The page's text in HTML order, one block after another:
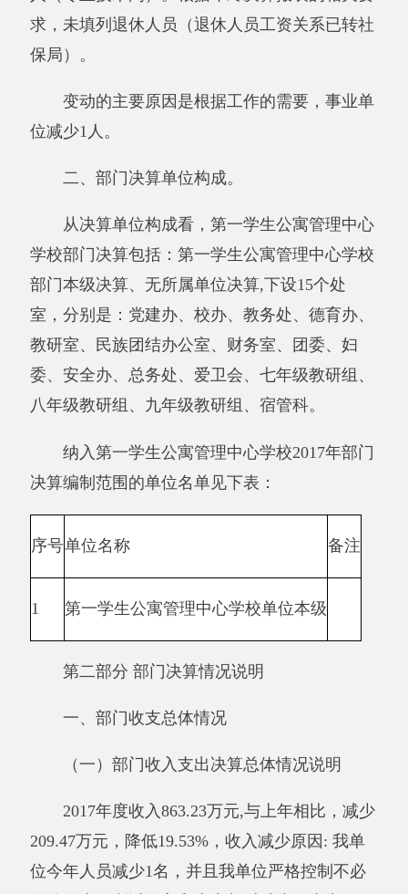
1 第一学生公寓管理中心学校单位本级
第二部分 部门决算情况说明
一、部门收支总体情况
（一）部门收入支出决算总体情况说明
2017年度收入863.23万元,与上年相比，减少
209.47万元，降低19.53%，收入减少原因: 我单
位今年人员减少1名，并且我单位严格控制不必
要的开支，所以收入和支出相对减少。支出
19.53%，支出减少原因：我单位今年人员减少1
名，并且我单位 严格控制不必要的开支，所以收
入和支出相对减少。结余0万元，与上年相比，
与预算相比情况。
2017年年初预算收入为871.97万元,决算比预
算收入数减少8.74万元，减少原因是：我单位今
年人员减少1名，并且我单位严格控制不必要的
开支，所以收入和支出相对减少。2017年初预算
员减少1名，并且我单位严格控制不必要的开
支，所以收入和支出相对减少。
本年收入合计863.23万元，其中：财政拨款
元，占0%；事业收入0万元，占0%；经营收入0